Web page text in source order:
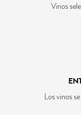
Vinos
Los vinos